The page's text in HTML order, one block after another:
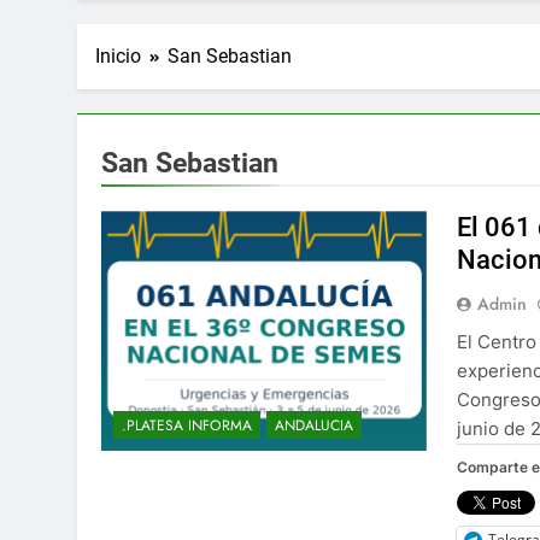
Inicio San Sebastian
San Sebastian
.PLATESA INFORMA ANDALUCIA
El 061
Admin
El
junio de
Comparte